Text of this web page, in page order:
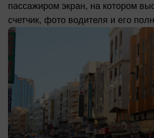
пассажиром экран, на котором
счетчик, фото водителя и его